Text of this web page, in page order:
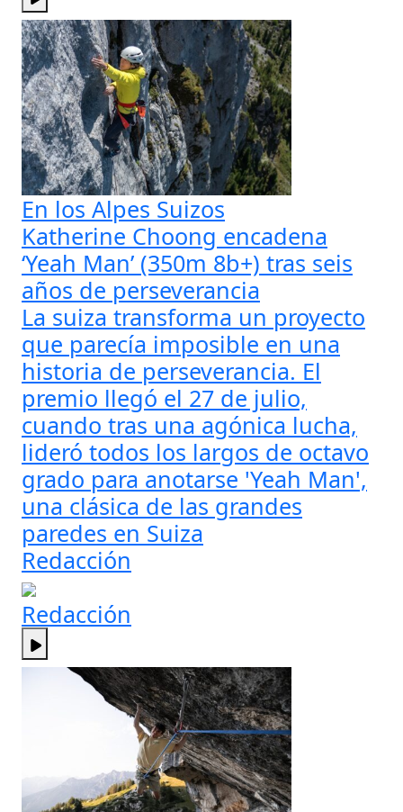
En los Alpes Suizos
Katherine Choong encadena
‘Yeah Man’ (350m 8b+) tras seis
años de perseverancia
La suiza transforma un proyecto
que parecía imposible en una
historia de perseverancia. El
premio llegó el 27 de julio,
cuando tras una agónica lucha,
lideró todos los largos de octavo
grado para anotarse 'Yeah Man',
una clásica de las grandes
paredes en Suiza
Redacción
Redacción